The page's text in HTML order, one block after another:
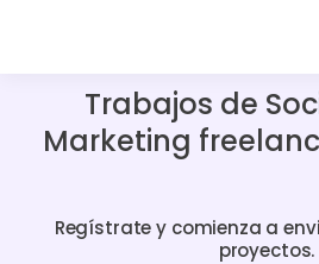
Trabajos de
Marketing
Regístrate y comienza a
proyectos.